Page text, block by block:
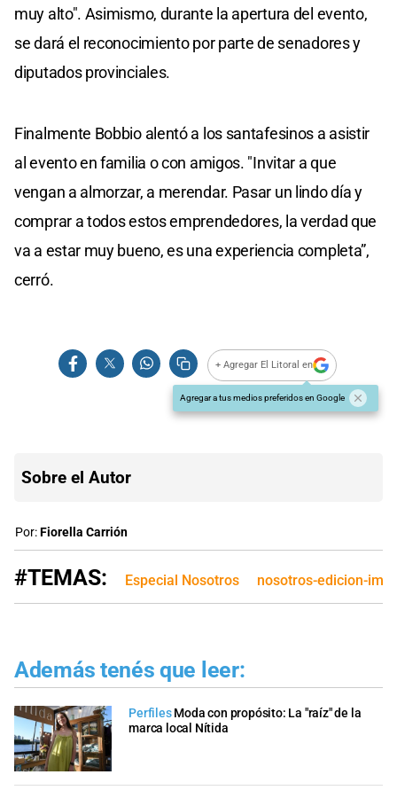
muy alto". Asimismo, durante la apertura del evento,
se dará el reconocimiento por parte de senadores y
diputados provinciales.
Finalmente Bobbio alentó a los santafesinos a asistir
al evento en familia o con amigos. "Invitar a que
vengan a almorzar, a merendar. Pasar un lindo día y
comprar a todos estos emprendedores, la verdad que
va a estar muy bueno, es una experiencia completa”,
cerró.
+ Agregar El Litoral en
Agregar a tus medios preferidos en Google
Sobre el Autor
Por:Fiorella Carrión
#TEMAS: Especial Nosotros nosotros-edicion-
Además tenés que leer:
Perfiles Moda con propósito: La "raíz" de la
marca local Nítida